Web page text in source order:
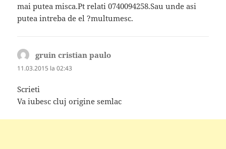
mai putea misca.Pt relati 0740094258.Sau unde asi
putea intreba de el ?multumesc.
gruin cristian paulo
11.03.2015 la 02:43
Scrieti
Va iubesc cluj origine semlac